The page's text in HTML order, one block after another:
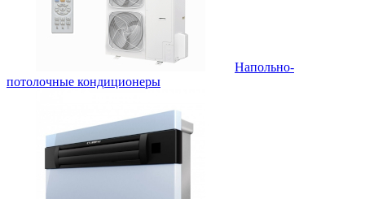
Напольно-
потолочные кондиционеры